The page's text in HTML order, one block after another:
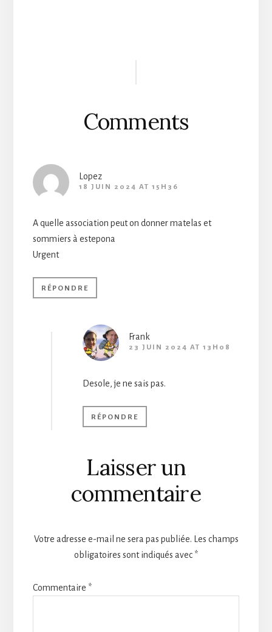
Comments
Lopez
18 JUIN 2024 AT 15H36
A quelle association peut on donner matelas et
sommiers à estepona
Urgent
RÉPONDRE
Frank
23 JUIN 2024 AT 13H08
Desole, je ne sais pas.
RÉPONDRE
Laisser un
commentaire
Votre adresse e-mail ne sera pas publiée.
Les champs
obligatoires sont indiqués avec *
Commentaire *